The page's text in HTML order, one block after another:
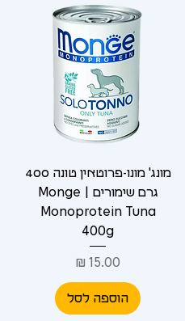
מונג' מונו-פרוטאין טונה 400
גרם שימורים | Monge
Monoprotein Tuna
400g
מחיר
הוספה לסל